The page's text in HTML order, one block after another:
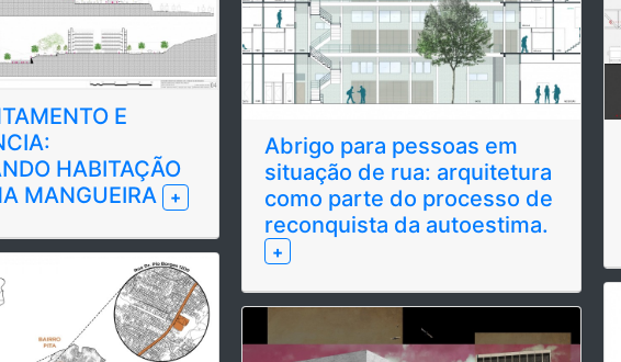
E
HABITAÇÃO
MANGUEIRA
+
Abrigo para pessoas em
situação de rua: arquitetura
como parte do processo de
reconquista da autoestima.
+